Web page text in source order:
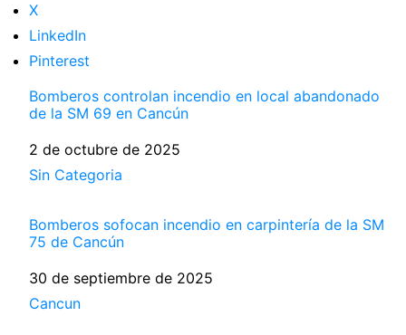
X
LinkedIn
Pinterest
Bomberos controlan incendio en local abandonado
de la SM 69 en Cancún
Fecha
2 de octubre de 2025
Respecto a
Sin Categoria
Bomberos sofocan incendio en carpintería de la SM
75 de Cancún
Fecha
30 de septiembre de 2025
Respecto a
Cancun